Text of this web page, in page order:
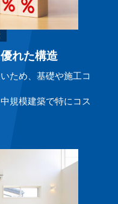
れた構造
ため、基礎や施工コ
規模建築で特にコス